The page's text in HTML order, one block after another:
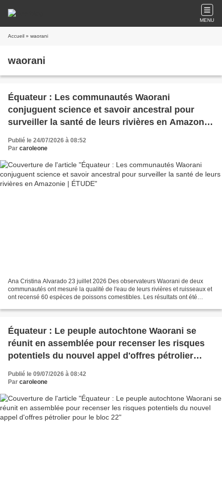
MENU
Accueil » waorani
waorani
Équateur : Les communautés Waorani
conjuguent science et savoir ancestral pour
surveiller la santé de leurs rivières en Amazonie
| ÉTUDE
Publié le 24/07/2026 à 08:52
Par caroleone
Ana Cristina Alvarado 23 juillet 2026 Des observateurs Waorani de deux
communautés ont mesuré la qualité de l'eau de leurs rivières et ruisseaux et
ont recensé 60 espèces de poissons comestibles. Les résultats ont été
Équateur : Le peuple autochtone Waorani se
réunit en assemblée pour recenser les risques
potentiels du nouvel appel d'offres pétrolier
Publié le 09/07/2026 à 08:42
Par caroleone